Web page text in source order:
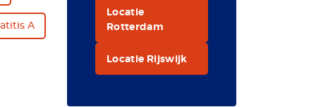
A
Locatie
Rotterdam
Locatie Rijswijk